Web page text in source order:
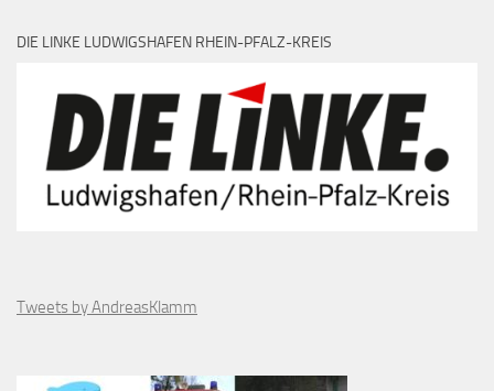
DIE LINKE LUDWIGSHAFEN RHEIN-PFALZ-KREIS
Tweets by AndreasKlamm